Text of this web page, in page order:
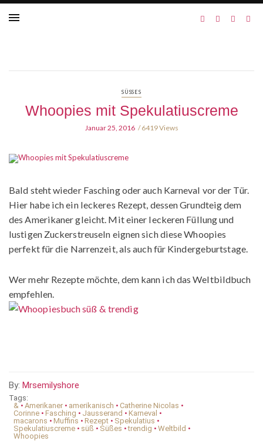
SÜSSES
Whoopies mit Spekulatiuscreme
Januar 25, 2016 6419 Views
Bald steht wieder Fasching oder auch Karneval vor der Tür.
Hier habe ich ein leckeres Rezept, dessen Grundteig dem
des Amerikaner gleicht. Mit einer leckeren Füllung und
lustigen Zuckerstreuseln eignen sich diese Whoopies
perfekt für die Narrenzeit, als auch für Kindergeburtstage.
Wer mehr Rezepte möchte, dem kann ich das Weltbildbuch
empfehlen.
By: Mrsemilyshore
Tags:
&• Amerikaner • amerikanisch • Catherine Nicolas •
Corinne • Fasching • Jausserand • Karneval •
macarons • Muffins • Rezept • Spekulatius •
Spekulatiuscreme • süß • Süßes • trendig • Weltbild •
Whoopies